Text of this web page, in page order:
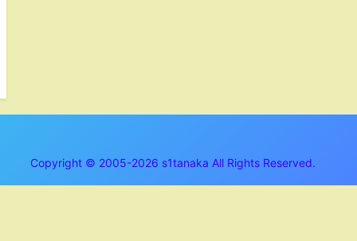
Copyright © 2005-2026 s1tanaka All Rights Reserved.